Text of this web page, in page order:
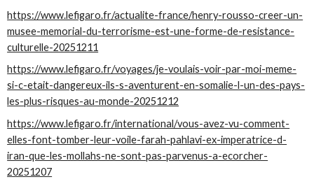
https://www.lefigaro.fr/actualite-france/henry-rousso-creer-un-
musee-memorial-du-terrorisme-est-une-forme-de-resistance-
culturelle-20251211
https://www.lefigaro.fr/voyages/je-voulais-voir-par-moi-meme-
si-c-etait-dangereux-ils-s-aventurent-en-somalie-l-un-des-pays-
les-plus-risques-au-monde-20251212
https://www.lefigaro.fr/international/vous-avez-vu-comment-
elles-font-tomber-leur-voile-farah-pahlavi-ex-imperatrice-d-
iran-que-les-mollahs-ne-sont-pas-parvenus-a-ecorcher-
20251207